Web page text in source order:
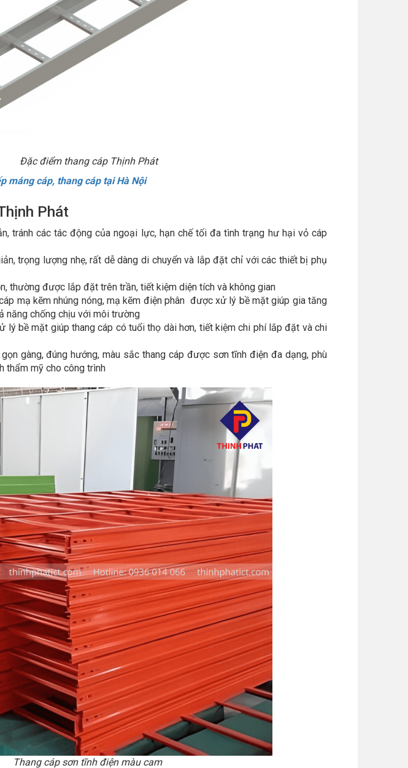
Đặc điểm thang cáp Thịnh Phát
máng cáp, thang cáp tại Hà Nội
Phát
tránh các tác động của ngoại lực, hạn chế tối đa tình trạng hư hại vỏ cáp
trọng lượng nhẹ, rất dễ dàng di chuyển và lắp đặt chỉ với các thiết bị phụ
thường được lắp đặt trên trần, tiết kiệm diện tích và không gian
mạ kẽm nhúng nóng, mạ kẽm điện phân được xử lý bề mặt giúp gia tăng
năng chống chịu với môi trường
lý bề mặt giúp thang cáp có tuổi thọ dài hơn, tiết kiệm chi phí lắp đặt và chi
gàng, đúng hướng, màu sắc thang cáp được sơn tĩnh điện đa dạng, phù
thẩm mỹ cho công trình
Thang cáp sơn tĩnh điện màu cam